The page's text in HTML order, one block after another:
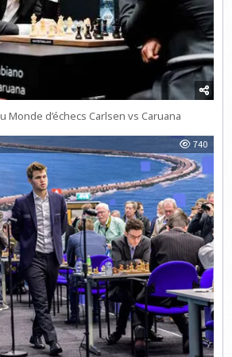
Monde d’échecs Carlsen vs Caruana
740